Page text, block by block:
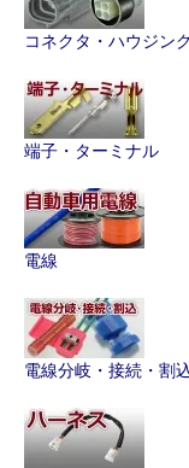
コネクタ・ハウジン
端子・ターミナル
電線
電線分岐・接続・割